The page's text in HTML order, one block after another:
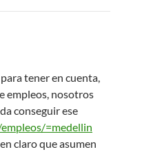
tener en cuenta,
empleos, nosotros
conseguir ese
=medellin
claro que asumen